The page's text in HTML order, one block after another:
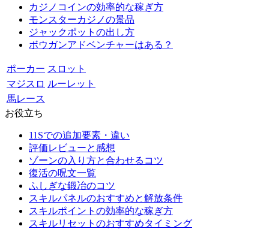
カジノコインの効率的な稼ぎ方
モンスターカジノの景品
ジャックポットの出し方
ボウガンアドベンチャーはある？
ポーカー スロット
マジスロ ルーレット
馬レース
お役立ち
11Sでの追加要素・違い
評価レビューと感想
ゾーンの入り方と合わせるコツ
復活の呪文一覧
ふしぎな鍛冶のコツ
スキルパネルのおすすめと解放条件
スキルポイントの効率的な稼ぎ方
スキルリセットのおすすめタイミング